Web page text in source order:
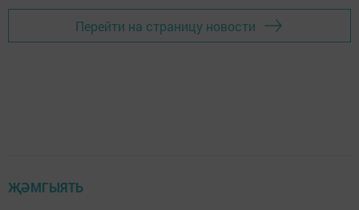
Перейти на страницу новости
ҖӘМГЫЯТЬ